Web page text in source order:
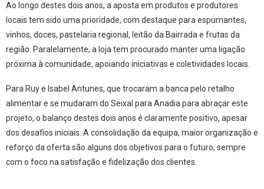
Ao longo destes dois anos, a aposta em produtos e produtores
locais tem sido uma prioridade, com destaque para espumantes,
vinhos, doces, pastelaria regional, leitão da Bairrada e frutas da
região. Paralelamente, a loja tem procurado manter uma ligação
próxima à comunidade, apoiando iniciativas e coletividades locais.
Para Ruy e Isabel Antunes, que trocaram a banca pelo retalho
alimentar e se mudaram do Seixal para Anadia para abraçar este
projeto, o balanço destes dois anos é claramente positivo, apesar
dos desafios iniciais. A consolidação da equipa, maior organização e
reforço da oferta são alguns dos objetivos para o futuro, sempre
com o foco na satisfação e fidelização dos clientes.